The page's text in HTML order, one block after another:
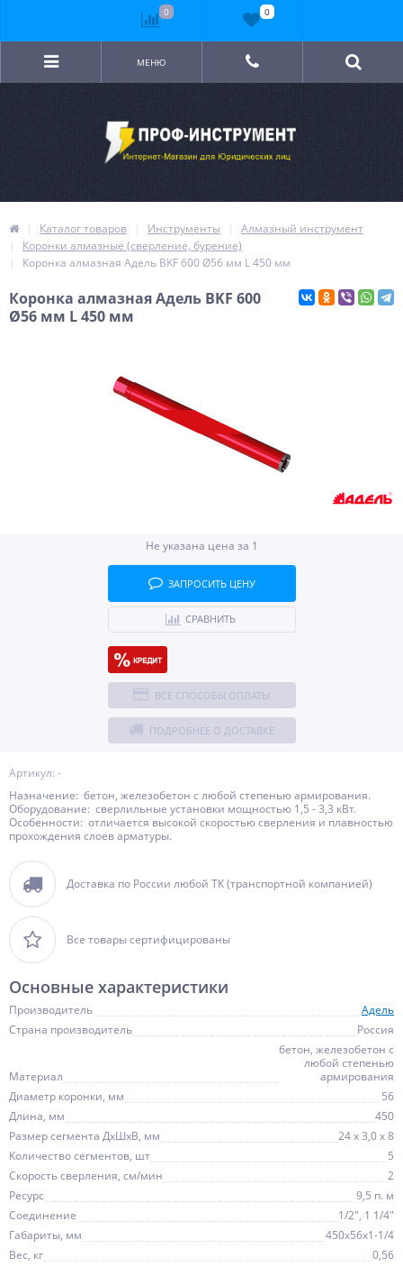
МЕНЮ
Каталог товаров Инструменты
Алмазный инструмент
Коронки алмазные (сверление, бурение)
Коронка алмазная Адель BKF 600 Ø56 мм L 450 мм
Коронка алмазная Адель BKF 600
Ø56 мм L 450 мм
Артикул: -
Назначение: бетон, железобетон с любой степенью армирования.
Оборудование: сверлильные установки мощностью 1,5 - 3,3 кВт.
Особенности: отличается высокой скоростью сверления и плавностью
прохождения слоев арматуры.
Доставка по России любой ТК (транспортной компанией)
Все товары сертифицированы
Не указана цена за 1
ЗАПРОСИТЬ ЦЕНУ
СРАВНИТЬ
ВСЕ СПОСОБЫ ОПЛАТЫ
ПОДРОБНЕЕ О ДОСТАВКЕ
Основные характеристики
Производитель
Адель
Страна производитель
Россия
Материал
бетон, железобетон с
любой степенью
армирования
Диаметр коронки, мм
56
Длина, мм
450
Размер сегмента ДхШхВ, мм
24 х 3,0 х 8
Количество сегментов, шт
5
Скорость сверления, см/мин
2
Ресурс
9,5 п. м
Соединение
1/2", 1 1/4"
Габариты, мм
450х56х1-1/4
Вес, кг
0,56
0 0